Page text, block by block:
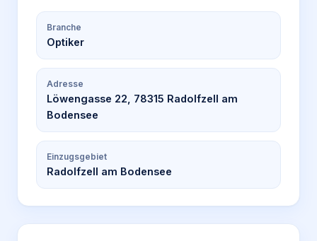
Branche
Optiker
Adresse
Löwengasse 22, 78315 Radolfzell am
Bodensee
Einzugsgebiet
Radolfzell am Bodensee